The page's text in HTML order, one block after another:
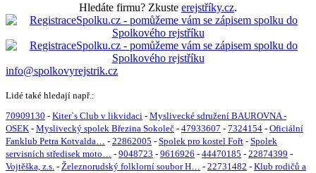
Hledáte firmu? Zkuste erejstříky.cz.
info@spolkovyrejstrik.cz
Lidé také hledají např.:
70909130 - Kiter`s Club v likvidaci - Myslivecké sdružení BAUROVNA -
OSEK - Myslivecký spolek Březina Sokoleč - 47933607 - 7324154 - Oficiální
Fanklub Petra Kotvalda… - 22862005 - Spolek pro kostel Fořt - Spolek
servisních středisek moto… - 9048723 - 9616926 - 44470185 - 22874399 -
Vojtěška, z.s. - Železnorudský folklorní soubor H… - 22731482 - Klub rodičů a